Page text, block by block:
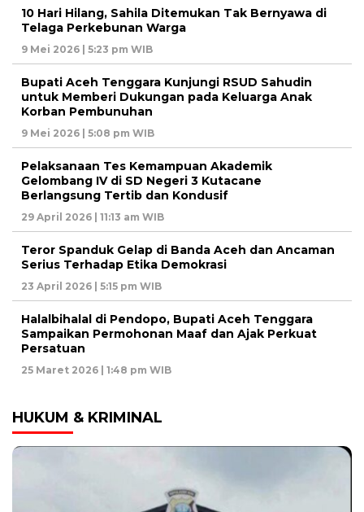
10 Hari Hilang, Sahila Ditemukan Tak Bernyawa di
Telaga Perkebunan Warga
9 Mei 2026 | 5:23 pm WIB
Bupati Aceh Tenggara Kunjungi RSUD Sahudin
untuk Memberi Dukungan pada Keluarga Anak
Korban Pembunuhan
9 Mei 2026 | 5:08 pm WIB
Pelaksanaan Tes Kemampuan Akademik
Gelombang IV di SD Negeri 3 Kutacane
Berlangsung Tertib dan Kondusif
29 April 2026 | 11:13 am WIB
Teror Spanduk Gelap di Banda Aceh dan Ancaman
Serius Terhadap Etika Demokrasi
23 April 2026 | 5:15 pm WIB
Halalbihalal di Pendopo, Bupati Aceh Tenggara
Sampaikan Permohonan Maaf dan Ajak Perkuat
Persatuan
25 Maret 2026 | 1:48 pm WIB
HUKUM & KRIMINAL